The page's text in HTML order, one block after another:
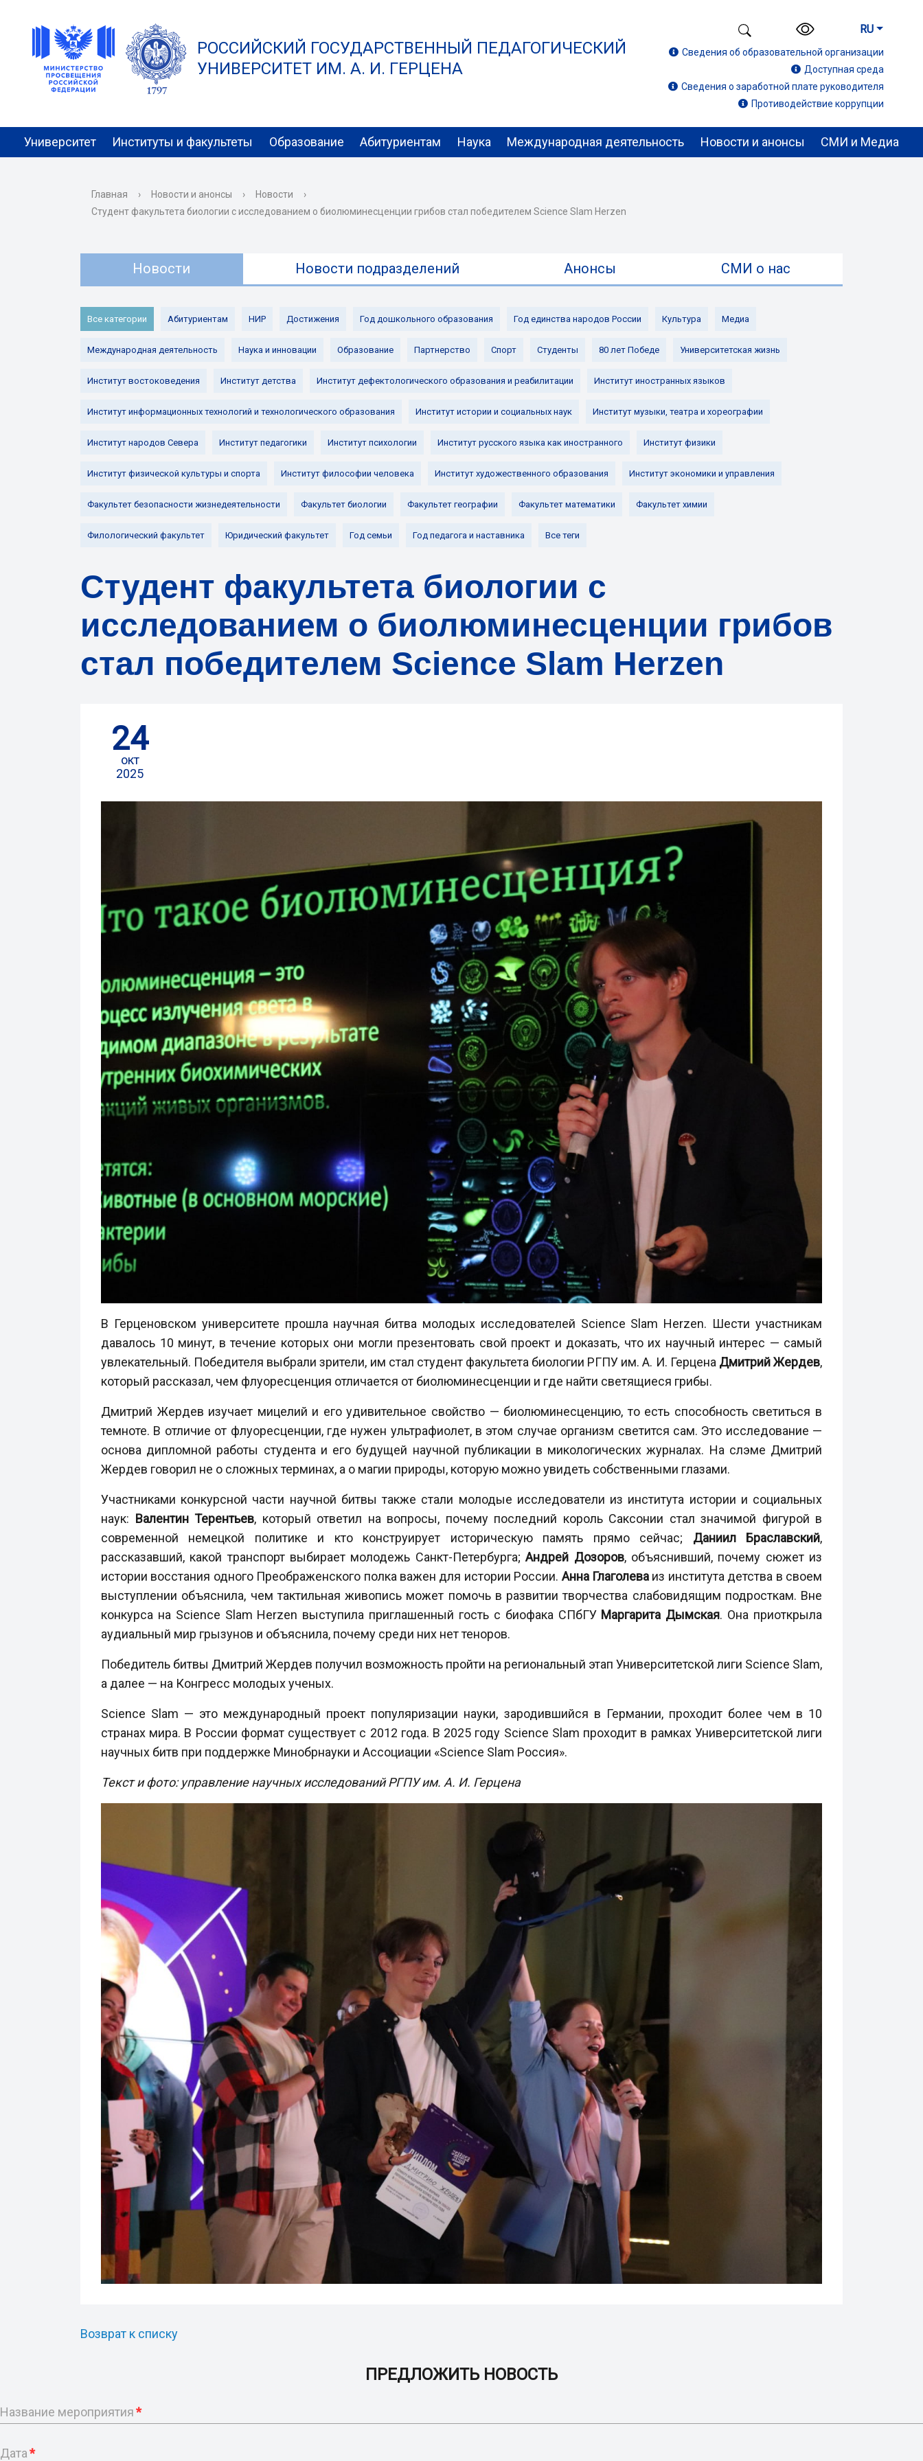
РОССИЙСКИЙ ГОСУДАРСТВЕННЫЙ ПЕДАГОГИЧЕСКИЙ
УНИВЕРСИТЕТ ИМ. А. И. ГЕРЦЕНА
RU
Сведения об образовательной организации
Доступная среда
Сведения о заработной плате руководителя
Противодействие коррупции
Университет Институты и факультеты Образование Абитуриентам Наука Международная деятельность Новости и анонсы СМИ и Медиа
Главная › Новости и анонсы › Новости
›
Студент факультета биологии с исследованием о биолюминесценции грибов стал победителем Science Slam Herzen
Новости Новости подразделений Анонсы СМИ о нас
Все категории Абитуриентам НИР Достижения Год дошкольного образования Год единства народов России Культура Медиа
Международная деятельность Наука и инновации Образование Партнерство Спорт Студенты 80 лет Победе Университетская жизнь
Институт востоковедения Институт детства Институт дефектологического образования и реабилитации Институт иностранных языков
Институт информационных технологий и технологического образования Институт истории и социальных наук Институт музыки, театра и хореографии
Институт народов Севера Институт педагогики Институт психологии Институт русского языка как иностранного Институт физики
Институт физической культуры и спорта Институт философии человека Институт художественного образования Институт экономики и управления
Факультет безопасности жизнедеятельности Факультет биологии Факультет географии Факультет математики Факультет химии
Филологический факультет Юридический факультет Год семьи Год педагога и наставника Все теги
Студент факультета биологии с
исследованием о биолюминесценции грибов
стал победителем Science Slam Herzen
24
окт
2025
В Герценовском университете прошла научная битва молодых исследователей Science Slam Herzen. Шести участникам
давалось 10 минут, в течение которых они могли презентовать свой проект и доказать, что их научный интерес — самый
увлекательный. Победителя выбрали зрители, им стал студент факультета биологии РГПУ им. А. И. Герцена Дмитрий Жердев,
который рассказал, чем флуоресценция отличается от биолюминесценции и где найти светящиеся грибы.
Дмитрий Жердев изучает мицелий и его удивительное свойство — биолюминесценцию, то есть способность светиться в
темноте. В отличие от флуоресценции, где нужен ультрафиолет, в этом случае организм светится сам. Это исследование —
основа дипломной работы студента и его будущей научной публикации в микологических журналах. На слэме Дмитрий
Жердев говорил не о сложных терминах, а о магии природы, которую можно увидеть собственными глазами.
Участниками конкурсной части научной битвы также стали молодые исследователи из института истории и социальных
наук: Валентин Терентьев, который ответил на вопросы, почему последний король Саксонии стал значимой фигурой в
современной немецкой политике и кто конструирует историческую память прямо сейчас; Даниил Браславский,
рассказавший, какой транспорт выбирает молодежь Санкт-Петербурга;Андрей Дозоров, объяснивший, почему сюжет из
истории восстания одного Преображенского полка важен для истории России. Анна Глаголева из института детства в своем
выступлении объяснила, чем тактильная живопись может помочь в развитии творчества слабовидящим подросткам. Вне
конкурса на Science Slam Herzen выступила приглашенный гость с биофака СПбГУ Маргарита Дымская. Она приоткрыла
аудиальный мир грызунов и объяснила, почему среди них нет теноров.
Победитель битвы Дмитрий Жердев получил возможность пройти на региональный этап Университетской лиги Science Slam,
а далее — на Конгресс молодых ученых.
Science Slam — это международный проект популяризации науки, зародившийся в Германии, проходит более чем в 10
странах мира. В России формат существует с 2012 года. В 2025 году Science Slam проходит в рамках Университетской лиги
научных битв при поддержке Минобрнауки и Ассоциации «Science Slam Россия».
Текст и фото: управление научных исследований РГПУ им. А. И. Герцена
Возврат к списку
ПРЕДЛОЖИТЬ НОВОСТЬ
Название мероприятия*
Дата*